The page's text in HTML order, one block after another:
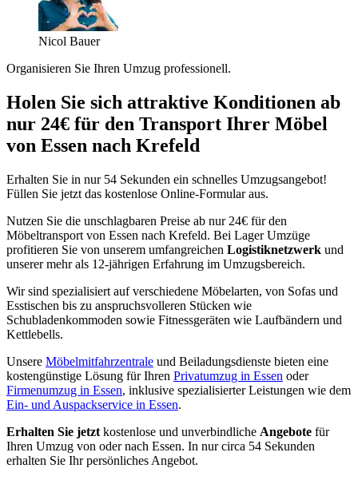
Nicol Bauer
Organisieren Sie Ihren Umzug professionell.
Holen Sie sich attraktive Konditionen ab
nur 24€ für den Transport Ihrer Möbel
von Essen nach Krefeld
Erhalten Sie in nur 54 Sekunden ein schnelles Umzugsangebot!
Füllen Sie jetzt das kostenlose Online-Formular aus.
Nutzen Sie die unschlagbaren Preise ab nur 24€ für den
Möbeltransport von Essen nach Krefeld. Bei Lager Umzüge
profitieren Sie von unserem umfangreichen Logistiknetzwerk und
unserer mehr als 12-jährigen Erfahrung im Umzugsbereich.
Wir sind spezialisiert auf verschiedene Möbelarten, von Sofas und
Esstischen bis zu anspruchsvolleren Stücken wie
Schubladenkommoden sowie Fitnessgeräten wie Laufbändern und
Kettlebells.
Unsere Möbelmitfahrzentrale und Beiladungsdienste bieten eine
kostengünstige Lösung für Ihren Privatumzug in Essen oder
Firmenumzug in Essen, inklusive spezialisierter Leistungen wie dem
Ein- und Auspackservice in Essen.
Erhalten Sie jetzt kostenlose und unverbindliche Angebote für
Ihren Umzug von oder nach Essen. In nur circa 54 Sekunden
erhalten Sie Ihr persönliches Angebot.